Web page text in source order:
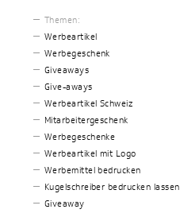
Themen:
Werbeartikel
Werbegeschenk
Giveaways
Give-aways
Werbeartikel Schweiz
Mitarbeitergeschenk
Werbegeschenke
Werbeartikel mit Logo
Werbemittel bedrucken
Kugelschreiber bedrucken lassen
Giveaway